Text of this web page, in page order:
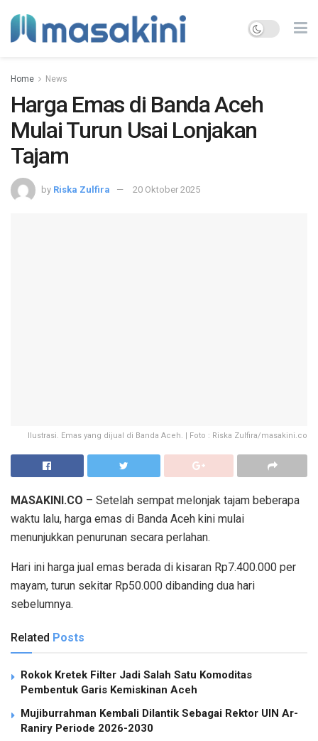
Home News
Harga Emas di Banda Aceh
Mulai Turun Usai Lonjakan
Tajam
by Riska Zulfira 20 Oktober 2025
Ilustrasi. Emas yang dijual di Banda Aceh. | Foto : Riska Zulfira/masakini.co
MASAKINI.CO – Setelah sempat melonjak tajam beberapa
waktu lalu, harga emas di Banda Aceh kini mulai
menunjukkan penurunan secara perlahan.
Hari ini harga jual emas berada di kisaran Rp7.400.000 per
mayam, turun sekitar Rp50.000 dibanding dua hari
sebelumnya.
Related Posts
Rokok Kretek Filter Jadi Salah Satu Komoditas
Pembentuk Garis Kemiskinan Aceh
Mujiburrahman Kembali Dilantik Sebagai Rektor UIN Ar-
Raniry Periode 2026-2030